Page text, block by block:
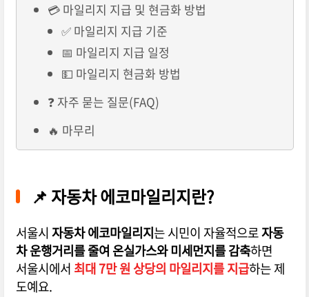
💳 마일리지 지급 및 현금화 방법
✅ 마일리지 지급 기준
📅 마일리지 지급 일정
💵 마일리지 현금화 방법
❓ 자주 묻는 질문(FAQ)
🔥 마무리
📌 자동차 에코마일리지란?
서울시 자동차 에코마일리지는 시민이 자율적으로자동
차 운행거리를 줄여 온실가스와 미세먼지를 감축하면
서울시에서 최대 7만 원 상당의 마일리지를 지급하는 제
도예요.